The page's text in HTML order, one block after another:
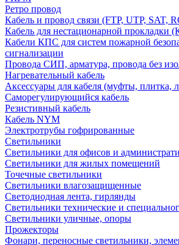
Ретро провод
Кабель и провод связи (FTP, UTP, SAT,
Кабель для нестационарной прокладки
Кабели КПС для систем пожарной
сигнализации
Провода СИП, арматура, провода без
Нагревательный кабель
Аксессуары для кабеля (муфты, плитка,
Саморегулирующийся кабель
Резистивный кабель
Кабель NYM
Электротрубы гофрированные
Светильники
Светильники для офисов и
Светильники для жилых помещений
Точечные светильники
Светильники влагозащищенные
Светодиодная лента, гирлянды
Светильники технические и
Светильники уличные, опоры
Прожекторы
Фонари, переносные светильники,